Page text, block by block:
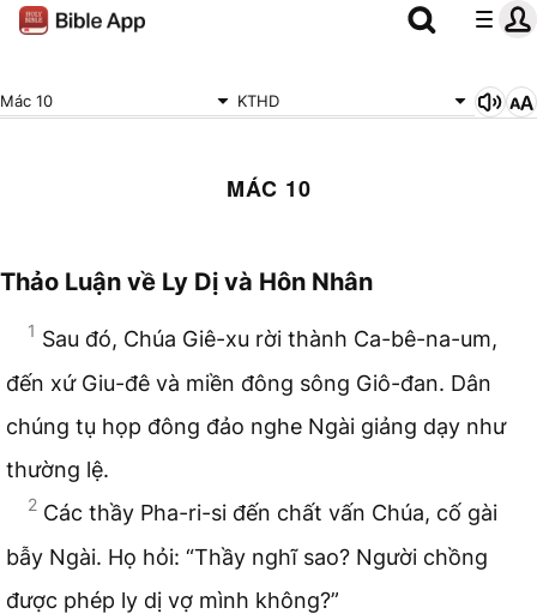
Mác 10 KTHD
MÁC 10
Thảo Luận về Ly Dị và Hôn Nhân
1 Sau đó, Chúa Giê-xu rời thành Ca-bê-na-um,
đến xứ Giu-đê và miền đông sông Giô-đan. Dân
chúng tụ họp đông đảo nghe Ngài giảng dạy như
thường lệ.
2 Các thầy Pha-ri-si đến chất vấn Chúa, cố gài
bẫy Ngài. Họ hỏi: “Thầy nghĩ sao? Người chồng
được phép ly dị vợ mình không?”